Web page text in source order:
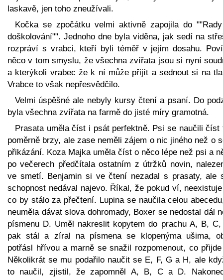
laskavě, jen toho zneužívali.
Kočka se zpočátku velmi aktivně zapojila do
doškolování"". Jednoho dne byla viděna, jak sedí na
rozpráví s vrabci, kteří byli téměř v jejím dosahu.
něco v tom smyslu, že všechna zvířata jsou si nyní
a kterýkoli vrabec že k ní může přijít a sednout si na
Vrabce to však nepřesvědčilo.
Velmi úspěšné ale nebyly kursy čtení a psaní. Do
byla všechna zvířata na farmě do jisté míry gramotná.
Prasata uměla číst i psát perfektně. Psi se naučili číst
poměrně brzy, ale zase neměli zájem o nic jiného než o
přikázání. Koza Majka uměla číst o něco lépe než psi a
po večerech předčítala ostatním z útržků novin,
ve smetí. Benjamin si ve čtení nezadal s prasaty, ale
schopnost nedával najevo. Říkal, že pokud ví,
co by stálo za přečtení. Lupina se naučila celou
neuměla dávat slova dohromady, Boxer se nedostal dál
písmenu D. Uměl nakreslit kopytem do prachu A, B,
pak stál a zíral na písmena se klopenýma ušima,
potřásl hřívou a marně se snažil rozpomenout, co
Několikrát se mu podařilo naučit se E, F, G a H, ale
to naučil, zjistil, že zapomněl A, B, C a D.